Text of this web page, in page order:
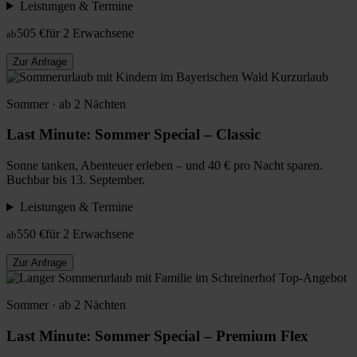
Leistungen & Termine
ab505 €für 2 Erwachsene
Zur Anfrage
Kurzurlaub
Sommer · ab 2 Nächten
Last Minute: Sommer Special – Classic
Sonne tanken, Abenteuer erleben – und 40 € pro Nacht sparen.
Buchbar bis 13. September.
Leistungen & Termine
ab550 €für 2 Erwachsene
Zur Anfrage
Top-Angebot
Sommer · ab 2 Nächten
Last Minute: Sommer Special – Premium Flex